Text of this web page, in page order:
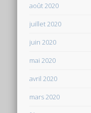
août 2020
juillet 2020
juin 2020
mai 2020
avril 2020
mars 2020